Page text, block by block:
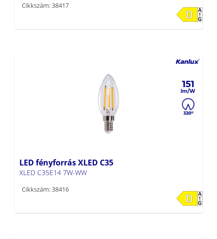
Cikkszám: 38417
151
LED fényforrás XLED C35
XLED C35E14 7W-WW
Cikkszám: 38416